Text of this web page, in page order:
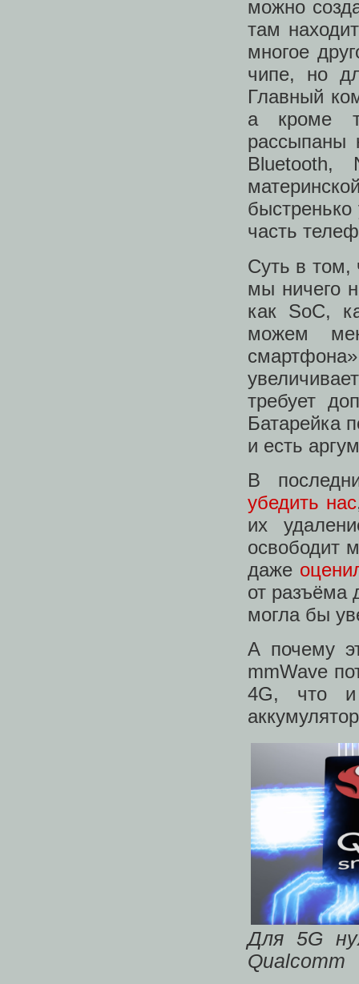
можно
там
многое
чипе, но
Главный
а кроме
рассыпаны
часть
Суть в том,
мы ничего
как SoC,
можем
требует
Батарейка
и есть
В
убедить нас
их
освободит
даже
от разъёма
могла бы
А почему
mmWave
4G, что и
Для 5G
Qualcomm